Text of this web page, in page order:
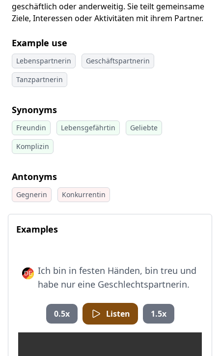
geschäftlich oder anderweitig. Sie teilt gemeinsame
Ziele, Interessen oder Aktivitäten mit ihrem Partner.
Example use
Lebenspartnerin
Geschäftspartnerin
Tanzpartnerin
Synonyms
Freundin Lebensgefährtin
Geliebte
Komplizin
Antonyms
Gegnerin Konkurrentin
Examples
Ich bin in festen Händen, bin treu und
habe nur eine Geschlechtspartnerin.
0.5x Listen 1.5x